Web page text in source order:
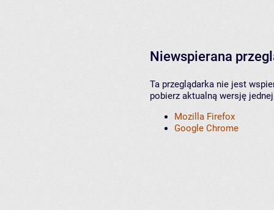
Niewspierana
Ta przeglądarka nie jest
pobierz aktualną wersję
Mozilla Firefox
Google Chrome